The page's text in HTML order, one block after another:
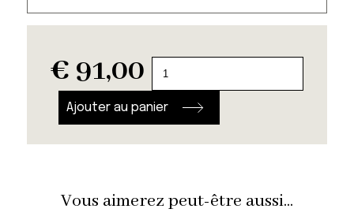
€ 91,00
Porte
Parapluie
Ajouter au panier
Vous aimerez peut-être aussi...